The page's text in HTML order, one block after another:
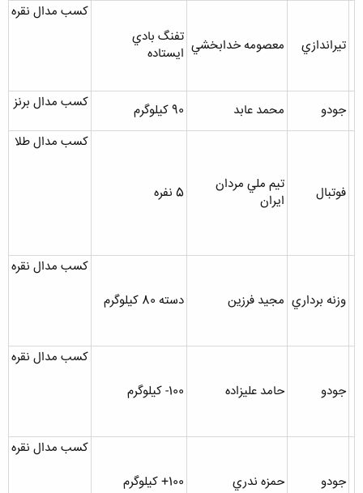
تيراندازي معصومه خدابخشي تفنگ بادي
ايستاده
کسب مدال نقره
جودو محمد عابد 90 کيلوگرم کسب مدال برنز
فوتبال
تيم ملي مردان
ايران
5 نفره
کسب مدال طلا
وزنه برداري مجيد فرزين دسته 80 کيلوگرم
کسب مدال نقره
جودو حامد عليزاده 100- کيلوگرم
کسب مدال نقره
جودو حمزه ندري 100+ کيلوگرم
کسب مدال نقره